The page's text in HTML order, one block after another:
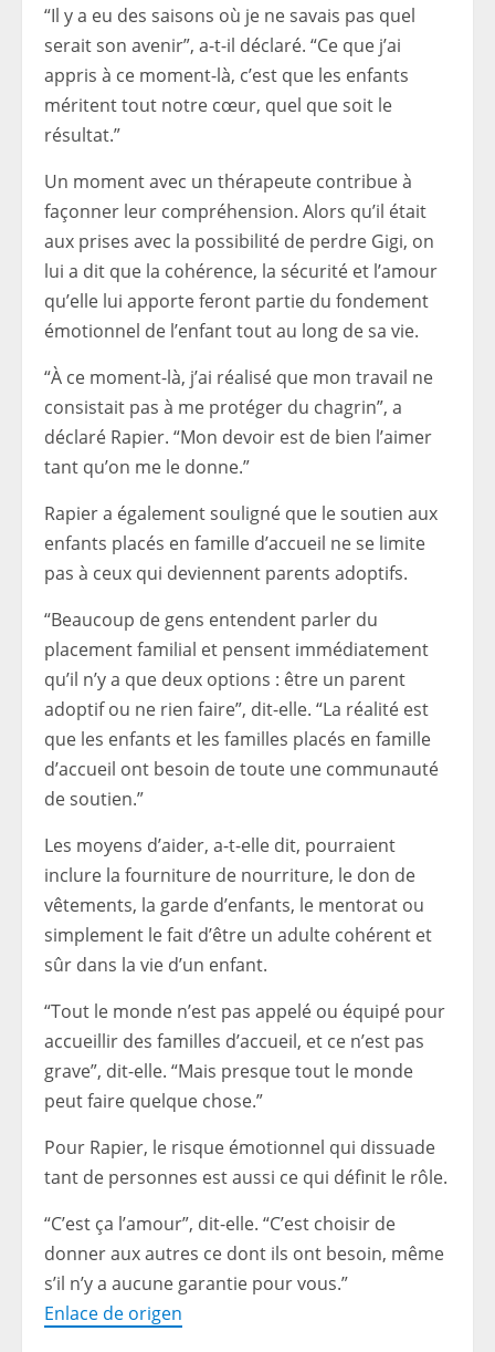
“Il y a eu des saisons où je ne savais pas quel
serait son avenir”, a-t-il déclaré. “Ce que j’ai
appris à ce moment-là, c’est que les enfants
méritent tout notre cœur, quel que soit le
résultat.”
Un moment avec un thérapeute contribue à
façonner leur compréhension. Alors qu’il était
aux prises avec la possibilité de perdre Gigi, on
lui a dit que la cohérence, la sécurité et l’amour
qu’elle lui apporte feront partie du fondement
émotionnel de l’enfant tout au long de sa vie.
“À ce moment-là, j’ai réalisé que mon travail ne
consistait pas à me protéger du chagrin”, a
déclaré Rapier. “Mon devoir est de bien l’aimer
tant qu’on me le donne.”
Rapier a également souligné que le soutien aux
enfants placés en famille d’accueil ne se limite
pas à ceux qui deviennent parents adoptifs.
“Beaucoup de gens entendent parler du
placement familial et pensent immédiatement
qu’il n’y a que deux options : être un parent
adoptif ou ne rien faire”, dit-elle. “La réalité est
que les enfants et les familles placés en famille
d’accueil ont besoin de toute une communauté
de soutien.”
Les moyens d’aider, a-t-elle dit, pourraient
inclure la fourniture de nourriture, le don de
vêtements, la garde d’enfants, le mentorat ou
simplement le fait d’être un adulte cohérent et
sûr dans la vie d’un enfant.
“Tout le monde n’est pas appelé ou équipé pour
accueillir des familles d’accueil, et ce n’est pas
grave”, dit-elle. “Mais presque tout le monde
peut faire quelque chose.”
Pour Rapier, le risque émotionnel qui dissuade
tant de personnes est aussi ce qui définit le rôle.
“C’est ça l’amour”, dit-elle. “C’est choisir de
donner aux autres ce dont ils ont besoin, même
s’il n’y a aucune garantie pour vous.”
Enlace de origen